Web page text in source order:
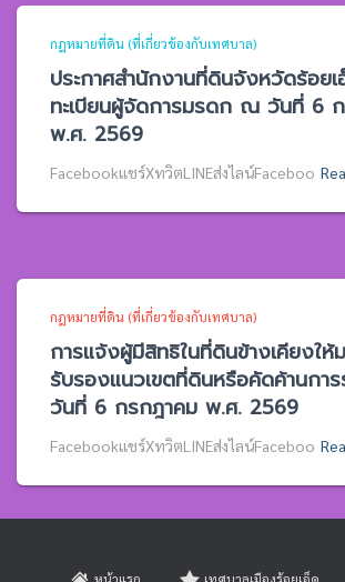
กฎหมายที่ดิน (ที่เกี่ยวข้องกับเทศบาล)
ประกาศสำนักงานที่ดินจังหวัดร้อย
ทะเบียนผู้จัดการมรดก ณ วันที่ 6
พ.ศ. 2569
Facebookแชร์XทวิตLINEส่งไลน์Faceboo
กฎหมายที่ดิน (ที่เกี่ยวข้องกับเทศบาล)
การแจ้งผู้มีสิทธิในที่ดินข้างเคียงให้
รับรองแนวเขตที่ดินหรือคัดค้านก
วันที่ 6 กรกฎาคม พ.ศ. 2569
Facebookแชร์XทวิตLINEส่งไลน์Faceboo